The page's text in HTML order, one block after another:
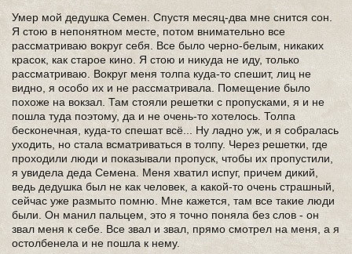
Умер мой дедушка Семен. Спустя месяц-два мне снится сон.
Я стою в непонятном месте, потом внимательно все
рассматриваю вокруг себя. Все было черно-белым, никаких
красок, как старое кино. Я стою и никуда не иду, только
рассматриваю. Вокруг меня толпа куда-то спешит, лиц не
видно, я особо их и не рассматривала. Помещение было
похоже на вокзал. Там стояли решетки с пропусками, я и не
пошла туда поэтому, да и не очень-то хотелось. Толпа
бесконечная, куда-то спешат всё... Ну ладно уж, и я собралась
уходить, но стала всматриваться в толпу. Через решетки, где
проходили люди и показывали пропуск, чтобы их пропустили,
я увидела деда Семена. Меня хватил испуг, причем дикий,
ведь дедушка был не как человек, а какой-то очень страшный,
сейчас уже размыто помню. Мне кажется, там все такие люди
были. Он манил пальцем, это я точно поняла без слов - он
звал меня к себе. Все звал и звал, прямо смотрел на меня, а я
остолбенела и не пошла к нему.